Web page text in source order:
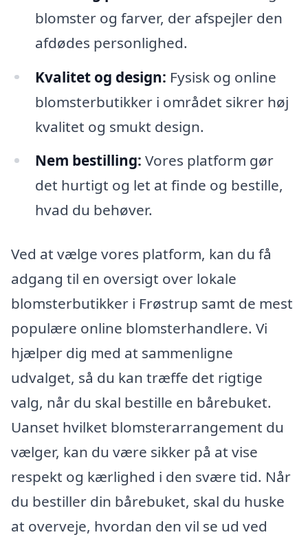
blomster og farver, der afspejler den
afdødes personlighed.
Kvalitet og design: Fysisk og online
blomsterbutikker i området sikrer høj
kvalitet og smukt design.
Nem bestilling: Vores platform gør
det hurtigt og let at finde og bestille,
hvad du behøver.
Ved at vælge vores platform, kan du få
adgang til en oversigt over lokale
blomsterbutikker i Frøstrup samt de mest
populære online blomsterhandlere. Vi
hjælper dig med at sammenligne
udvalget, så du kan træffe det rigtige
valg, når du skal bestille en bårebuket.
Uanset hvilket blomsterarrangement du
vælger, kan du være sikker på at vise
respekt og kærlighed i den svære tid. Når
du bestiller din bårebuket, skal du huske
at overveje, hvordan den vil se ud ved